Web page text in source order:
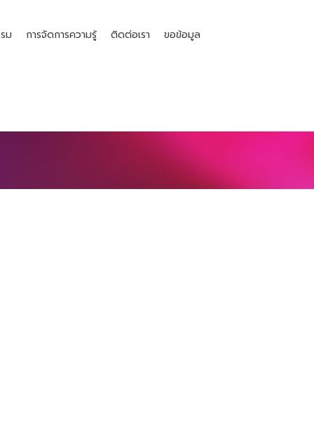
ม การจัดการความรู้ ติดต่อเรา ขอข้อมูล